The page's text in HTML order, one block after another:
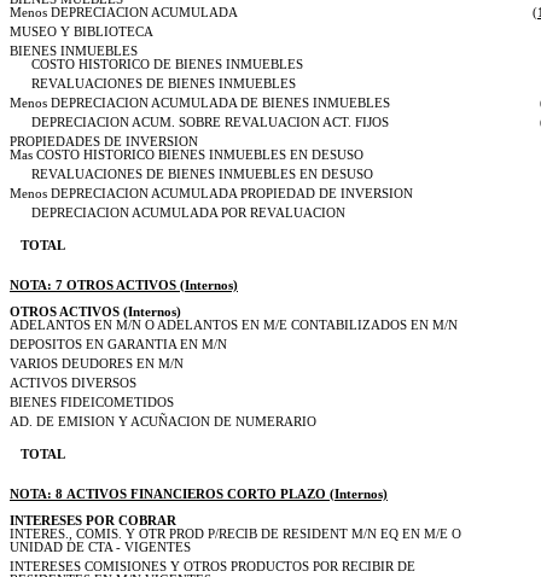
Menos DEPRECIACION ACUMULADA
MUSEO Y BIBLIOTECA
BIENES INMUEBLES
COSTO HISTORICO DE BIENES INMUEBLES
REVALUACIONES DE BIENES INMUEBLES
Menos DEPRECIACION ACUMULADA DE BIENES INMUEBLES
DEPRECIACION ACUM. SOBRE REVALUACION ACT. FIJOS
PROPIEDADES DE INVERSION
Mas COSTO HISTORICO BIENES INMUEBLES EN DESUSO
REVALUACIONES DE BIENES INMUEBLES EN DESUSO
Menos DEPRECIACION ACUMULADA PROPIEDAD DE INVERSION
DEPRECIACION ACUMULADA POR REVALUACION
TOTAL
NOTA: 7 OTROS ACTIVOS (Internos)
OTROS ACTIVOS (Internos)
ADELANTOS EN M/N O ADELANTOS EN M/E CONTABILIZADOS EN M/N
DEPOSITOS EN GARANTIA EN M/N
VARIOS DEUDORES EN M/N
ACTIVOS DIVERSOS
BIENES FIDEICOMETIDOS
AD. DE EMISION Y ACUÑACION DE NUMERARIO
TOTAL
NOTA: 8 ACTIVOS FINANCIEROS CORTO PLAZO (Internos)
INTERESES POR COBRAR
INTERES., COMIS. Y OTR PROD P/RECIB DE RESIDENT M/N EQ EN M/E O
UNIDAD DE CTA - VIGENTES
INTERESES COMISIONES Y OTROS PRODUCTOS POR RECIBIR DE